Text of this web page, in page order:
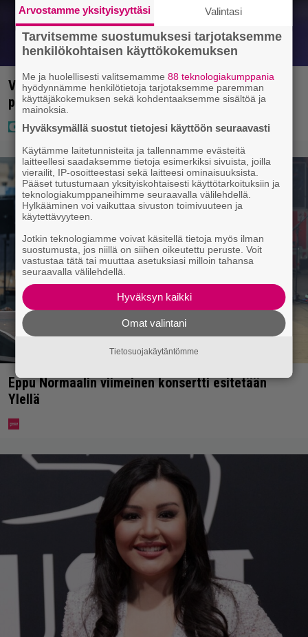
Vappu Pimiä sai huonoa palvelua ravintolassa –
pettyi siellä kahteen asiaan
Eppu Normaalin viimeinen konsertti esitetään
Ylellä
Arvostamme yksityisyyttäsi Valintasi
Tarvitsemme suostumuksesi tarjotaksemme
henkilökohtaisen käyttökokemuksen
Me ja huolellisesti valitsemamme88 teknologiakumppania
hyödynnämme henkilötietoja tarjotaksemme paremman
käyttäjäkokemuksen sekä kohdentaaksemme sisältöä ja
mainoksia.
Hyväksymällä suostut tietojesi käyttöön seuraavasti
Käytämme laitetunnisteita ja tallennamme evästeitä
laitteellesi saadaksemme tietoja esimerkiksi sivuista, joilla
vierailit, IP-osoitteestasi sekä laitteesi ominaisuuksista.
Pääset tutustumaan yksityiskohtaisesti käyttötarkoituksiin ja
teknologiakumppaneihimme seuraavalla välilehdellä.
Hylkääminen voi vaikuttaa sivuston toimivuuteen ja
käytettävyyteen.
Jotkin teknologiamme voivat käsitellä tietoja myös ilman
suostumusta, jos niillä on siihen oikeutettu peruste. Voit
vastustaa tätä tai muuttaa asetuksiasi milloin tahansa
seuraavalla välilehdellä.
Hyväksyn kaikki
Omat valintani
Tietosuojakäytäntömme